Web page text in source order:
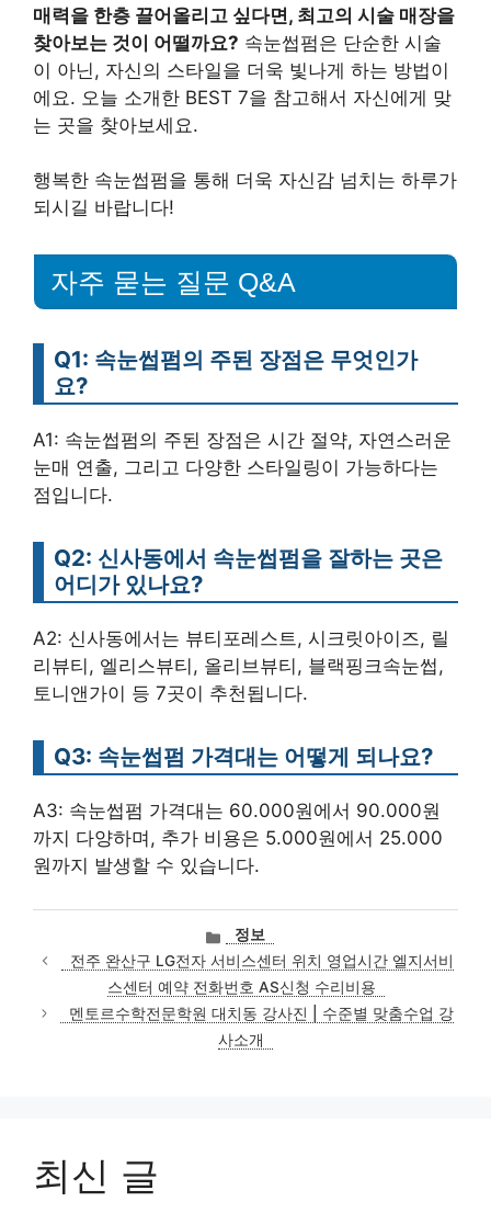
매력을 한층 끌어올리고 싶다면, 최고의 시술 매장을
찾아보는 것이 어떨까요? 속눈썹펌은 단순한 시술
이 아닌, 자신의 스타일을 더욱 빛나게 하는 방법이
에요. 오늘 소개한 BEST 7을 참고해서 자신에게 맞
는 곳을 찾아보세요.
행복한 속눈썹펌을 통해 더욱 자신감 넘치는 하루가
되시길 바랍니다!
자주 묻는 질문 Q&A
Q1: 속눈썹펌의 주된 장점은 무엇인가
요?
A1: 속눈썹펌의 주된 장점은 시간 절약, 자연스러운
눈매 연출, 그리고 다양한 스타일링이 가능하다는
점입니다.
Q2: 신사동에서 속눈썹펌을 잘하는 곳은
어디가 있나요?
A2: 신사동에서는 뷰티포레스트, 시크릿아이즈, 릴
리뷰티, 엘리스뷰티, 올리브뷰티, 블랙핑크속눈썹,
토니앤가이 등 7곳이 추천됩니다.
Q3: 속눈썹펌 가격대는 어떻게 되나요?
A3: 속눈썹펌 가격대는 60.000원에서 90.000원
까지 다양하며, 추가 비용은 5.000원에서 25.000
원까지 발생할 수 있습니다.
카
테
고
리
정보
전주 완산구 LG전자 서비스센터 위치 영업시간 엘지서비
스센터 예약 전화번호 AS신청 수리비용
멘토르수학전문학원 대치동 강사진 | 수준별 맞춤수업 강
사소개
최신 글